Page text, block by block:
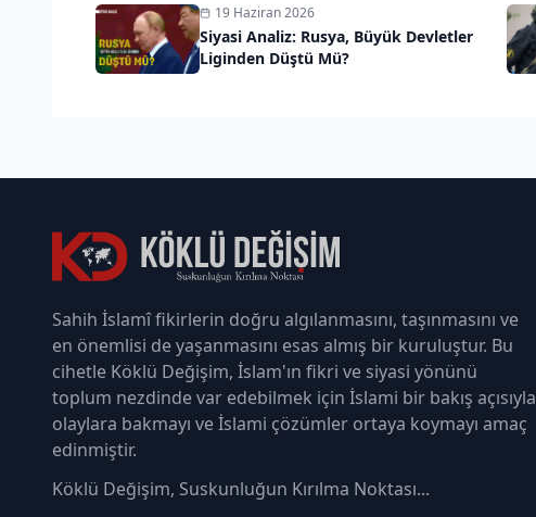
19 Haziran 2026
Siyasi Analiz: Rusya, Büyük Devletler
Liginden Düştü Mü?
Sahih İslamî fikirlerin doğru algılanmasını, taşınmasını ve
en önemlisi de yaşanmasını esas almış bir kuruluştur. Bu
cihetle Köklü Değişim, İslam'ın fikri ve siyasi yönünü
toplum nezdinde var edebilmek için İslami bir bakış açısıyla
olaylara bakmayı ve İslami çözümler ortaya koymayı amaç
edinmiştir.
Köklü Değişim, Suskunluğun Kırılma Noktası...